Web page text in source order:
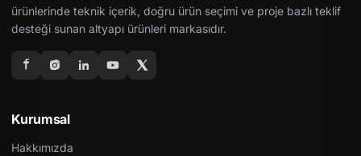
ürünlerinde teknik içerik, doğru ürün seçimi ve proje bazlı teklif
desteği sunan altyapı ürünleri markasıdır.
Kurumsal
Hakkımızda